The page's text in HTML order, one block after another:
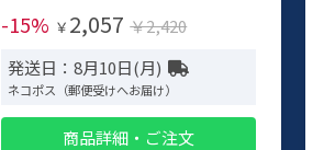
-15% ￥ 2,057 ￥2,420
発送日：8月10日(月)
ネコポス（郵便受けへお届け）
商品詳細・ご注文